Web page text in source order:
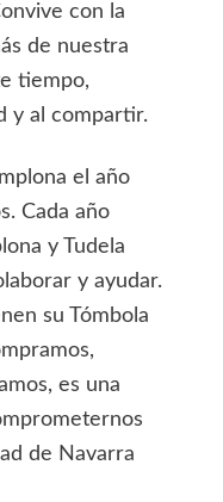
con la
de nuestra
tiempo,
y al compartir.
el año
Cada año
y Tudela
y ayudar.
su Tómbola
es una
de Navarra